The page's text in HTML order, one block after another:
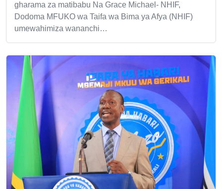
gharama za matibabu Na Grace Michael- NHIF,
Dodoma MFUKO wa Taifa wa Bima ya Afya (NHIF)
umewahimiza wananchi…